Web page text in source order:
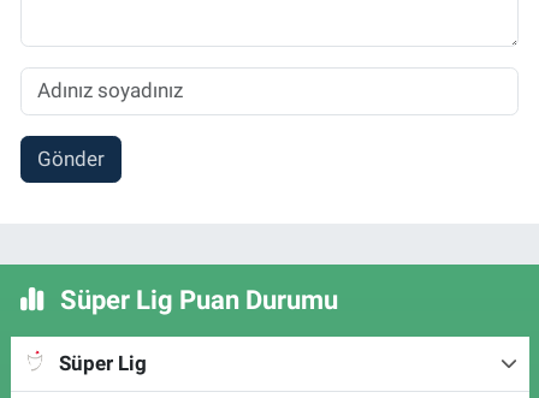
Gönder
Süper Lig Puan Durumu
Süper Lig